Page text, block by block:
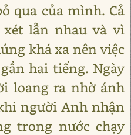
qua của mình. Cả
lẫn nhau và vì
khá xa nên việc
hai tiếng. Ngày
loang ra nhờ ánh
người Anh nhận
trong nước chạy